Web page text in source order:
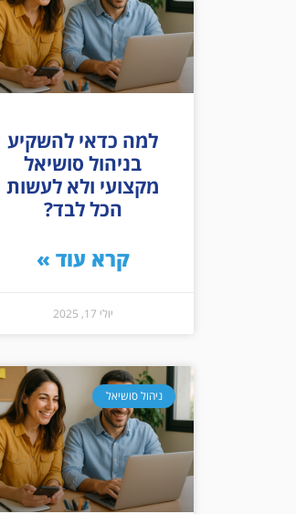
למה כדאי להשקיע
בניהול סושיאל
מקצועי ולא לעשות
הכל לבד?
קרא עוד »
יולי 17, 2025
ניהול סושיאל